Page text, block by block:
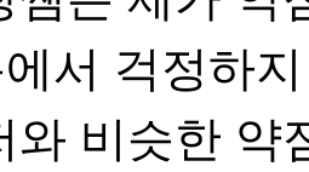
서 걱정하
와 비슷한 약